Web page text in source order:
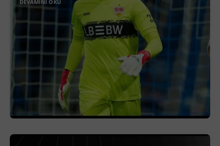
DEVAMINI OKU